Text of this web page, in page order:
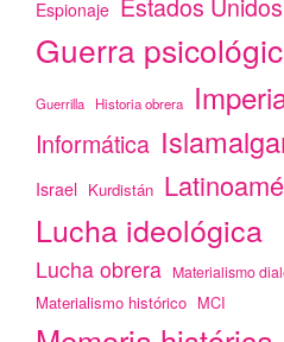
Espionaje
Guerra
Guerrilla Historia obrera
Informática
Israel Kurdistán
Lucha ideológica
Lucha obrera Materialismo
Materialismo histórico MCI